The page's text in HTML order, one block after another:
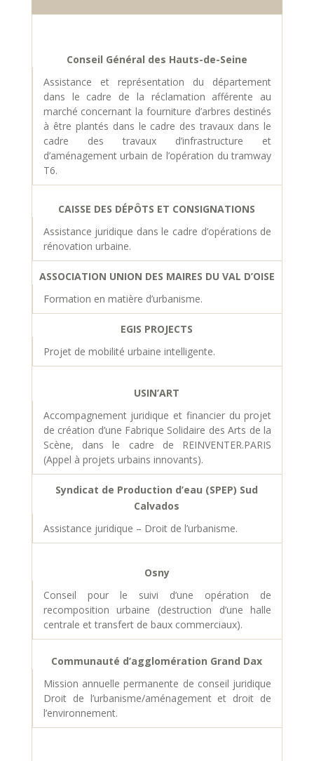
Conseil Général des Hauts-de-Seine
Assistance et représentation du département
dans le cadre de la réclamation afférente au
marché concernant la fourniture d’arbres destinés
à être plantés dans le cadre des travaux dans le
cadre des travaux d’infrastructure et
d’aménagement urbain de l’opération du tramway
T6.
CAISSE DES DÉPÔTS ET CONSIGNATIONS
Assistance juridique dans le cadre d’opérations de
rénovation urbaine.
ASSOCIATION UNION DES MAIRES DU VAL D’OISE
Formation en matière d’urbanisme.
EGIS PROJECTS
Projet de mobilité urbaine intelligente.
USIN’ART
Accompagnement juridique et financier du projet
de création d’une Fabrique Solidaire des Arts de la
Scène, dans le cadre de REINVENTER.PARIS
(Appel à projets urbains innovants).
Syndicat de Production d’eau (SPEP) Sud
Calvados
Assistance juridique – Droit de l’urbanisme.
Osny
Conseil pour le suivi d’une opération de
recomposition urbaine (destruction d’une halle
centrale et transfert de baux commerciaux).
Communauté d’agglomération Grand Dax
Mission annuelle permanente de conseil juridique
Droit de l’urbanisme/aménagement et droit de
l’environnement.